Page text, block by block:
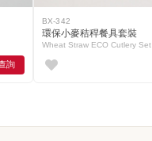
詢
BX-342
環保小麥秸稈餐具套裝
Wheat Straw ECO Cutlery Set